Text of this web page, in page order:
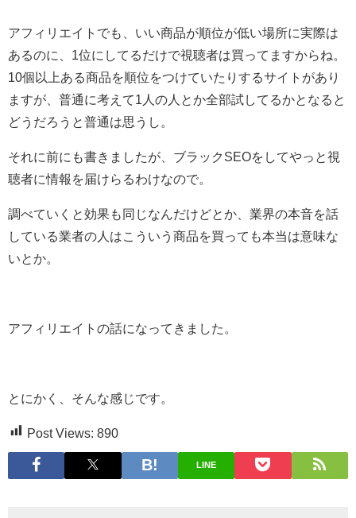
アフィリエイトでも、いい商品が順位が低い場所に実際は
あるのに、1位にしてるだけで視聴者は買ってますからね。
10個以上ある商品を順位をつけていたりするサイトがあり
ますが、普通に考えて1人の人とか全部試してるかとなると
どうだろうと普通は思うし。
それに前にも書きましたが、ブラックSEOをしてやっと視
聴者に情報を届けらるわけなので。
調べていくと効果も同じなんだけどとか、業界の本音を話
している業者の人はこういう商品を買っても本当は意味な
いとか。
アフィリエイトの話になってきました。
とにかく、そんな感じです。
Post Views: 890
LINE